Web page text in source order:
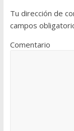
Tu dirección de
campos
Comentario